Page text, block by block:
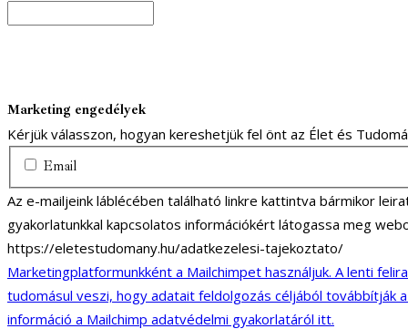
Marketing engedélyek
Kérjük válasszon, hogyan kereshetjük fel önt az Élet és
Email
Az e-mailjeink láblécében található linkre kattintva bármikor
gyakorlatunkkal kapcsolatos információkért látogassa meg
https://eletestudomany.hu/adatkezelesi-tajekoztato/
Marketingplatformunkként a Mailchimpet használjuk. A lenti
tudomásul veszi, hogy adatait feldolgozás céljából továbbítják
információ a Mailchimp adatvédelmi gyakorlatáról itt.